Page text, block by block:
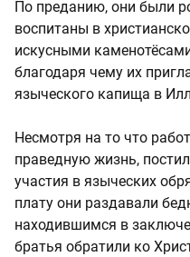
По преданию, они были
воспитаны в
искусными
благодаря чему их
языческого капища в
Несмотря на то что
праведную жизнь,
участия в языческих
плату они раздавали
находившимся в
братья обратили ко